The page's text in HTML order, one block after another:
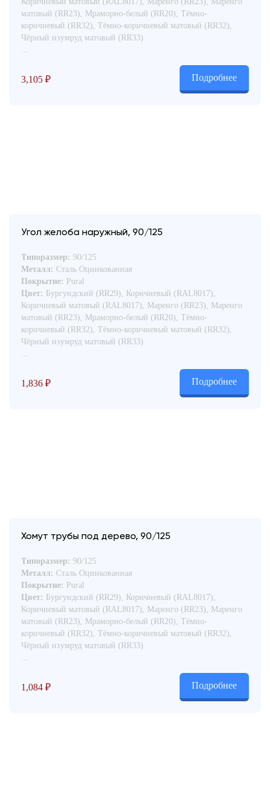
матовый (RR23), Мраморно-белый (RR20), Тёмно-
коричневый (RR32), Тёмно-коричневый матовый (RR32),
Чёрный изумруд матовый (RR33)
...
3,105 ₽ Подробнее
Угол желоба наружный, 90/125
Типоразмер: 90/125
Металл: Сталь Оцинкованная
Покрытие: Pural
Цвет: Бургундский (RR29), Коричневый (RAL8017),
Коричневый матовый (RAL8017), Маренго (RR23), Маренго
матовый (RR23), Мраморно-белый (RR20), Тёмно-
коричневый (RR32), Тёмно-коричневый матовый (RR32),
Чёрный изумруд матовый (RR33)
...
1,836 ₽ Подробнее
Хомут трубы под дерево, 90/125
Типоразмер: 90/125
Металл: Сталь Оцинкованная
Покрытие: Pural
Цвет: Бургундский (RR29), Коричневый (RAL8017),
Коричневый матовый (RAL8017), Маренго (RR23), Маренго
матовый (RR23), Мраморно-белый (RR20), Тёмно-
коричневый (RR32), Тёмно-коричневый матовый (RR32),
Чёрный изумруд матовый (RR33)
...
1,084 ₽ Подробнее